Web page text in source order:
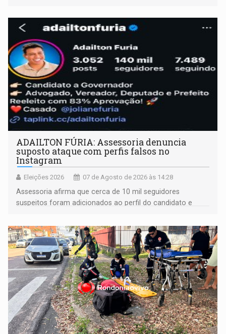
ADAILTON FÚRIA: Assessoria denuncia
suposto ataque com perfis falsos no
Instagram
Eleições 2026 07 de Agosto de 2026 às 14:28
Assessoria afirma que cerca de 10 mil seguidores
suspeitos foram adicionados ao perfil do candidato e
remover as contas